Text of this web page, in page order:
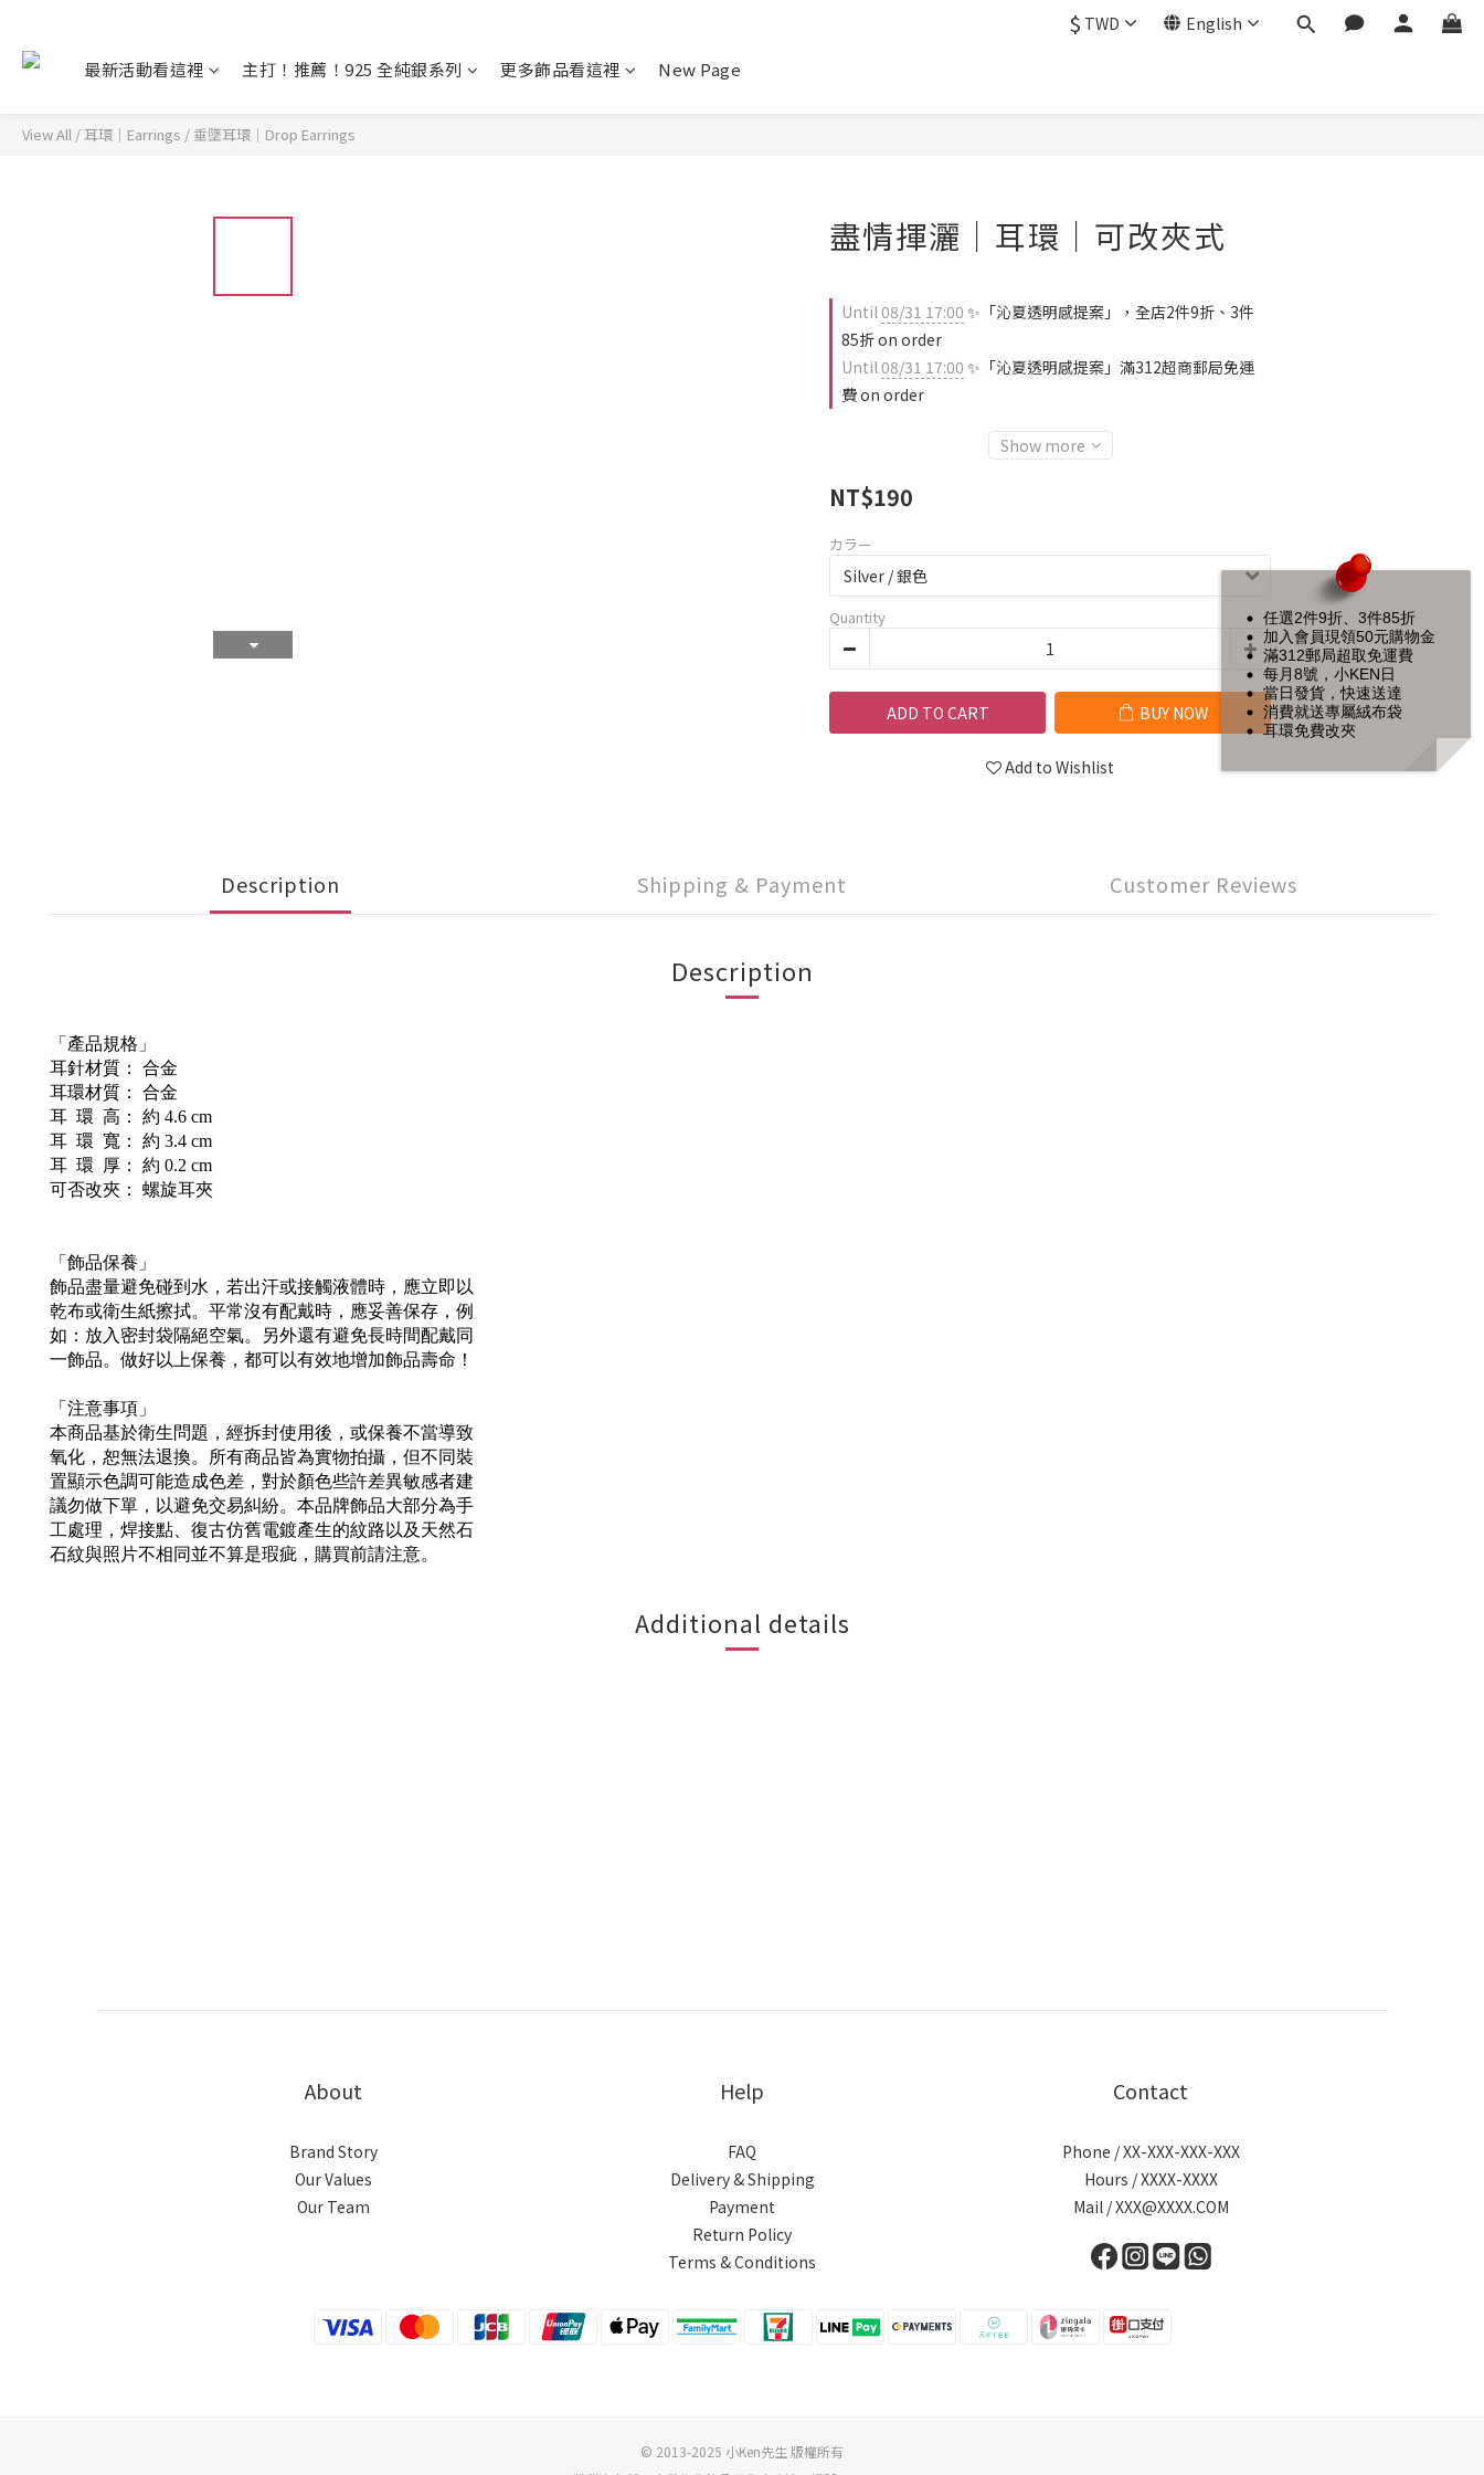
$ TWD English
最新活動看這裡 主打！推薦！925 全純銀系列 更多飾品看這裡 New Page
View All /耳環｜Earrings / 垂墜耳環｜Drop Earrings
盡情揮灑｜耳環｜可改夾式
Until08/31 17:00 ✨「沁夏透明感提案」，全店2件9折、3件
85折 on order
Until08/31 17:00 ✨「沁夏透明感提案」滿312超商郵局免運
費 on order
Show more
NT$190
カラー
Quantity
ADD TO CART BUY NOW
Add to Wishlist
Description Shipping & Payment Customer Reviews
Description
「產品規格」
耳針材質： 合金
耳環材質： 合金
耳 環 高： 約 4.6 cm
耳 環 寬： 約 3.4 cm
耳 環 厚： 約 0.2 cm
可否改夾： 螺旋耳夾
「飾品保養」
飾品盡量避免碰到水，若出汗或接觸液體時，應立即以
乾布或衛生紙擦拭。平常沒有配戴時，應妥善保存，例
如：放入密封袋隔絕空氣。另外還有避免長時間配戴同
一飾品。做好以上保養，都可以有效地增加飾品壽命！
「注意事項」
本商品基於衛生問題，經拆封使用後，或保養不當導致
氧化，恕無法退換。所有商品皆為實物拍攝，但不同裝
置顯示色調可能造成色差，對於顏色些許差異敏感者建
議勿做下單，以避免交易糾紛。本品牌飾品大部分為手
工處理，焊接點、復古仿舊電鍍產生的紋路以及天然石
石紋與照片不相同並不算是瑕疵，購買前請注意。
Additional details
About
Brand Story
Our Values
Our Team
Help
FAQ
Delivery & Shipping
Payment
Return Policy
Terms & Conditions
Contact
Phone / XX-XXX-XXX-XXX
Hours / XXXX-XXXX
Mail / XXX@XXXX.COM
© 2013-2025 小Ken先生 版權所有
任選2件9折、3件85折
加入會員現領50元購物金
滿312郵局超取免運費
每月8號，小KEN日
當日發貨，快速送達
消費就送專屬絨布袋
耳環免費改夾